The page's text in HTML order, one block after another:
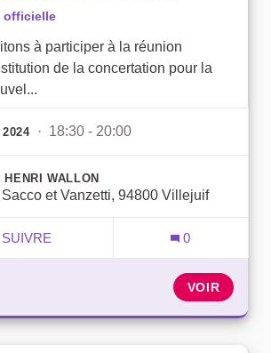
officielle
à participer à la réunion
de la concertation pour la
· 18:30 - 20:00
HENRI WALLON
et Vanzetti, 94800 Villejuif
22 ABONNÉS
SUIVRE
0
VOIR